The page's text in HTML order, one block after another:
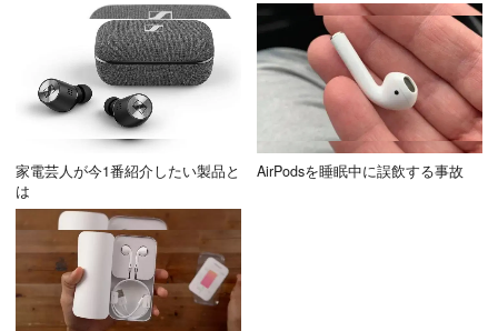
家電芸人が今1番紹介したい製品と
は
AirPodsを睡眠中に誤飲する事故